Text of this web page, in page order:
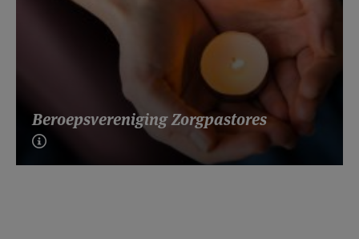
Beroepsvereniging Zorgpastores